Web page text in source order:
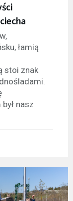
łamią
stoi znak
nasz